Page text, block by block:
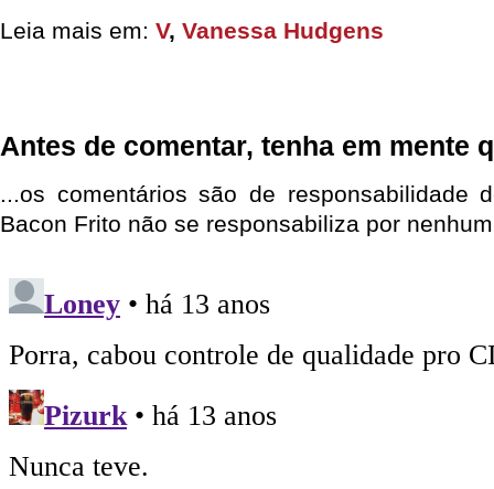
Leia mais em: V, Vanessa Hudgens
Antes de comentar, tenha em mente
...os comentários são de responsabilidade
Bacon Frito não se responsabiliza por